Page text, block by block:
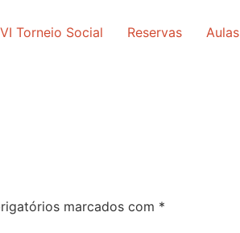
VI Torneio Social Reservas Aulas
marcados com *